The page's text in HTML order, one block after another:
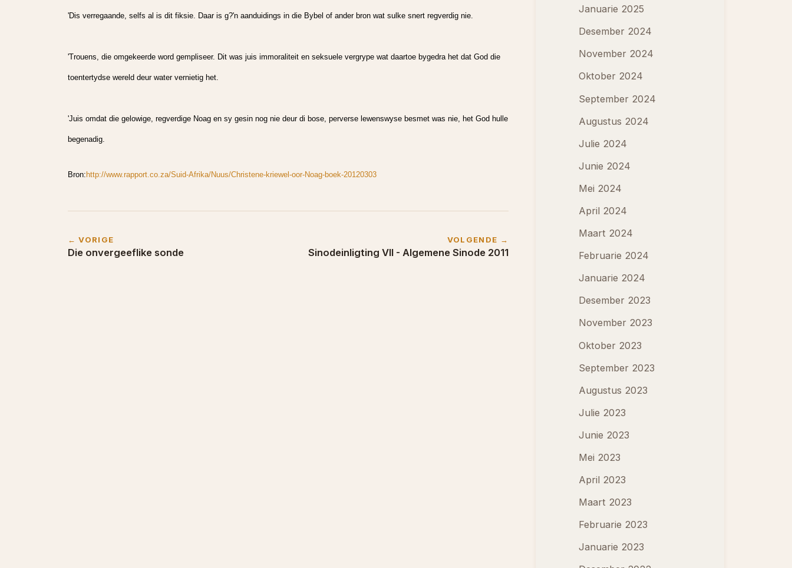
'Dis verregaande, selfs al is dit fiksie. Daar is g?'n aanduidings in die Bybel of ander bron wat sulke snert regverdig nie.
'Trouens, die omgekeerde word gempliseer. Dit was juis immoraliteit en seksuele vergrype wat daartoe bygedra het dat God die
toentertydse wereld deur water vernietig het.
'Juis omdat die gelowige, regverdige Noag en sy gesin nog nie deur di bose, perverse lewenswyse besmet was nie, het God hulle
begenadig.
Bron:http://www.rapport.co.za/Suid-Afrika/Nuus/Christene-kriewel-oor-Noag-boek-20120303
← VORIGE
Die onvergeeflike sonde
VOLGENDE →
Sinodeinligting VII - Algemene Sinode 2011
Januarie 2025
Desember 2024
November 2024
Oktober 2024
September 2024
Augustus 2024
Julie 2024
Junie 2024
Mei 2024
April 2024
Maart 2024
Februarie 2024
Januarie 2024
Desember 2023
November 2023
Oktober 2023
September 2023
Augustus 2023
Julie 2023
Junie 2023
Mei 2023
April 2023
Maart 2023
Februarie 2023
Januarie 2023